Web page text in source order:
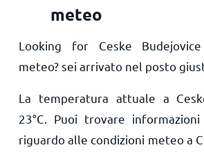
meteo
Looking for Ceske
meteo? sei arrivato nel posto
La temperatura attuale a
23°C . Puoi trovare
riguardo alle condizioni meteo a